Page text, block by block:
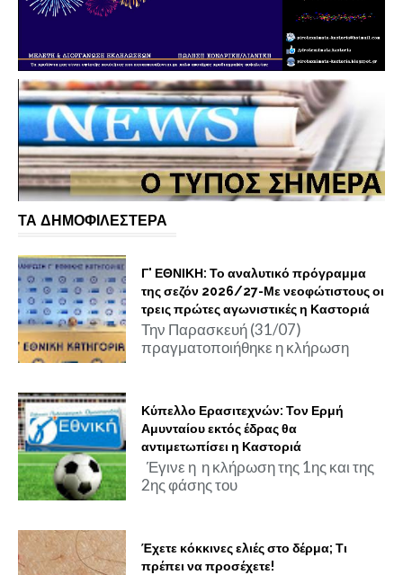
ΤΑ ΔΗΜΟΦΙΛΕΣΤΕΡΑ
Γ' ΕΘΝΙΚΗ: Το αναλυτικό πρόγραμμα
της σεζόν 2026/27-Με νεοφώτιστους οι
τρεις πρώτες αγωνιστικές η Καστοριά
Την Παρασκευή (31/07)
πραγματοποιήθηκε η κλήρωση
Κύπελλο Ερασιτεχνών: Τον Ερμή
Αμυνταίου εκτός έδρας θα
αντιμετωπίσει η Καστοριά
Έγινε η η κλήρωση της 1ης και της
2ης φάσης του
Έχετε κόκκινες ελιές στο δέρμα; Τι
πρέπει να προσέχετε!